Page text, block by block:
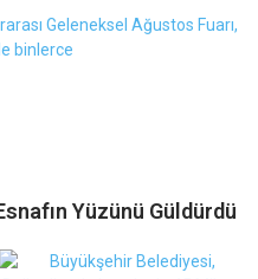
Yüzünü Güldürdü